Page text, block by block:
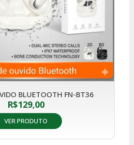
BLUETOOTH FN-BT36
R$129,00
VER PRODUTO